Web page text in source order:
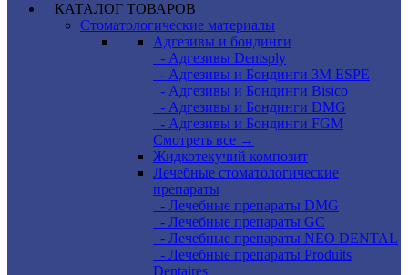
КАТАЛОГ ТОВАРОВ
Стоматологические материалы
Адгезивы и бондинги
- Адгезивы Dentsply
- Адгезивы и Бондинги 3M ESPE
- Адгезивы и Бондинги Bisico
- Адгезивы и Бондинги DMG
- Адгезивы и Бондинги FGM
Смотреть все →
Жидкотекучий композит
Лечебные стоматологические
препараты
- Лечебные препараты DMG
- Лечебные препараты GC
- Лечебные препараты NEO DENTAL
- Лечебные препараты Produits
Dentaires